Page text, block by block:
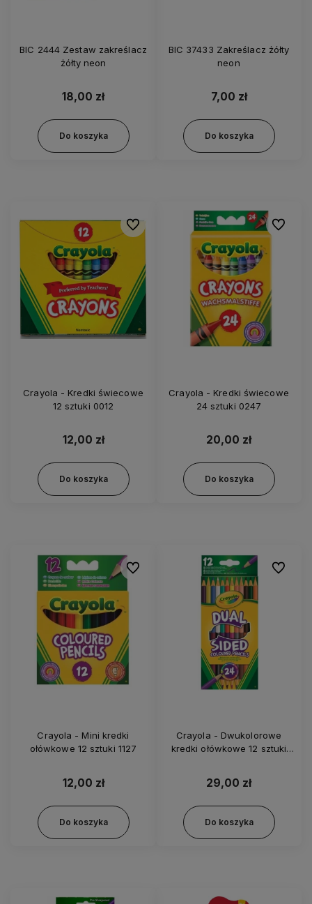
BIC 2444 Zestaw zakreślacz
żółty neon
18,00 zł
Do koszyka
BIC 37433 Zakreślacz żółty
neon
7,00 zł
Do koszyka
Crayola - Kredki świecowe
12 sztuki 0012
12,00 zł
Do koszyka
Do ulubionych
Crayola - Kredki świecowe
24 sztuki 0247
20,00 zł
Do koszyka
Do
Crayola - Mini kredki
ołówkowe 12 sztuki 1127
12,00 zł
Do koszyka
Do ulubionych
Crayola - Dwukolorowe
kredki ołówkowe 12 sztuki
29,00 zł
Do koszyka
Do